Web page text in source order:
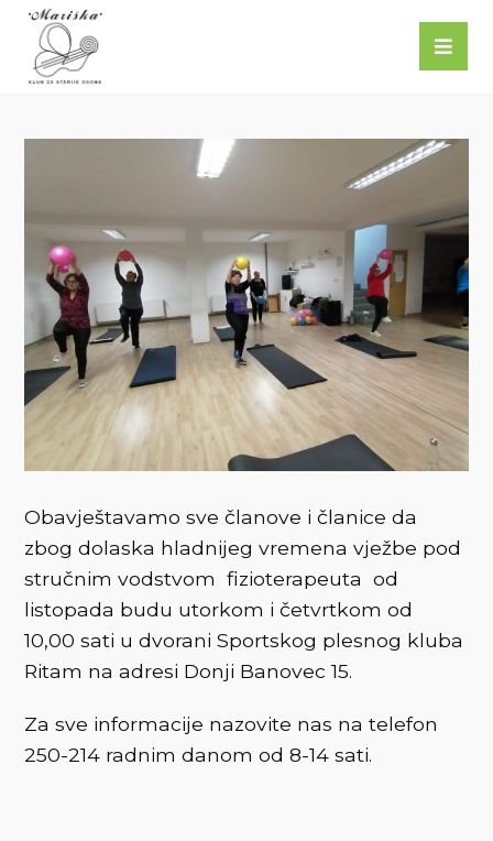
Obavještavamo sve članove i članice da
zbog dolaska hladnijeg vremena vježbe pod
stručnim vodstvom fizioterapeuta od
listopada budu utorkom i četvrtkom od
10,00 sati u dvorani Sportskog plesnog kluba
Ritam na adresi Donji Banovec 15.
Za sve informacije nazovite nas na telefon
250-214 radnim danom od 8-14 sati.